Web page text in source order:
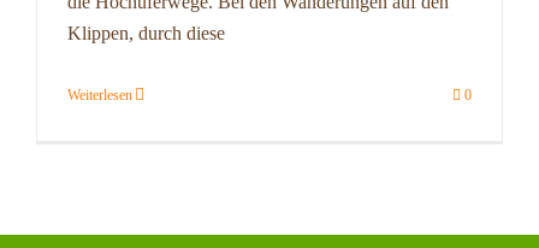
Klippen, durch diese
Weiterlesen 0